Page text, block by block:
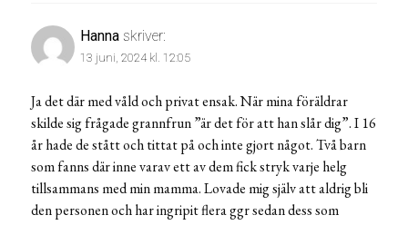
Hanna skriver:
13 juni, 2024 kl. 12:05
Ja det där med våld och privat ensak. När mina föräldrar
skilde sig frågade grannfrun ”är det för att han slår dig”. I 16
år hade de stått och tittat på och inte gjort något. Två barn
som fanns där inne varav ett av dem fick stryk varje helg
tillsammans med min mamma. Lovade mig själv att aldrig bli
den personen och har ingripit flera ggr sedan dess som